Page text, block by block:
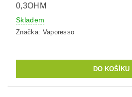
0,3OHM
Skladem
Značka: Vaporesso